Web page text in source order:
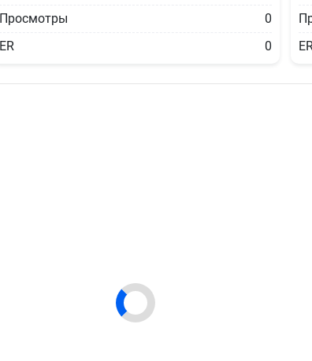
Просмотры
0
ER
0